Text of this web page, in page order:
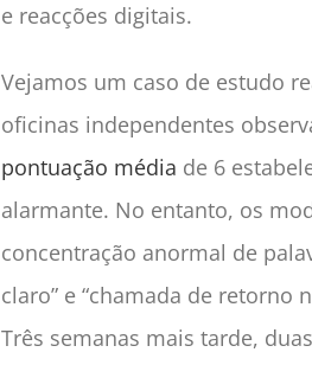
e reacções digitais.
Vejamos um caso de estudo
oficinas independentes
pontuação média de 6
alarmante. No entanto, os
concentração anormal de
claro” e “chamada de retorno
Três semanas mais tarde,